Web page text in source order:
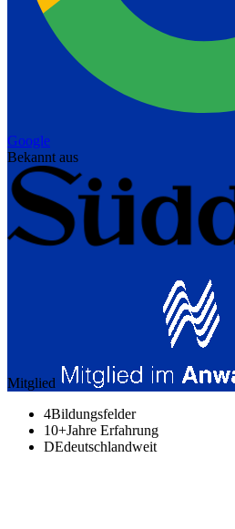
Google
Bekannt aus
Mitglied
4Bildungsfelder
10+Jahre Erfahrung
DEdeutschlandweit